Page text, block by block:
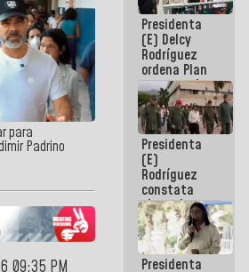
para
Padrino
09:35 PM
clasificación
a la
AmeriCup
2027
Presidenta
(E) Delcy
Rodríguez
ordena Plan
maestro de
desarrollo
logístico y
turístico
para La
Guaira
Presidenta
(E)
Rodríguez
constata
obras de
rehabilitación
de Escuela
Militar de
Mamo en La
Presidenta